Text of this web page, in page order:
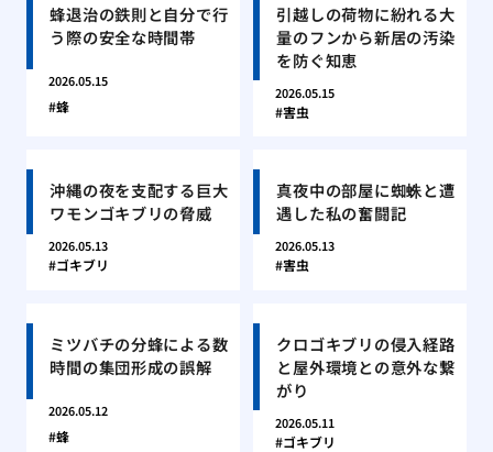
蜂退治の鉄則と自分で行
う際の安全な時間帯
2026.05.15
蜂
引越しの荷物に紛れる大
量のフンから新居の汚染
を防ぐ知恵
2026.05.15
害虫
沖縄の夜を支配する巨大
ワモンゴキブリの脅威
2026.05.13
ゴキブリ
真夜中の部屋に蜘蛛と遭
遇した私の奮闘記
2026.05.13
害虫
ミツバチの分蜂による数
時間の集団形成の誤解
2026.05.12
蜂
クロゴキブリの侵入経路
と屋外環境との意外な繋
がり
2026.05.11
ゴキブリ